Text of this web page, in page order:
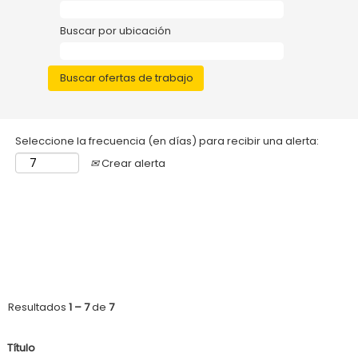
Buscar por ubicación
Seleccione la frecuencia (en días) para recibir una alerta:
Crear alerta
Resultados 1 – 7de 7
Título